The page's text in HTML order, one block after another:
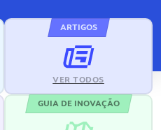
ARTIGOS
VER TODOS
GUIA DE INOVAÇÃO